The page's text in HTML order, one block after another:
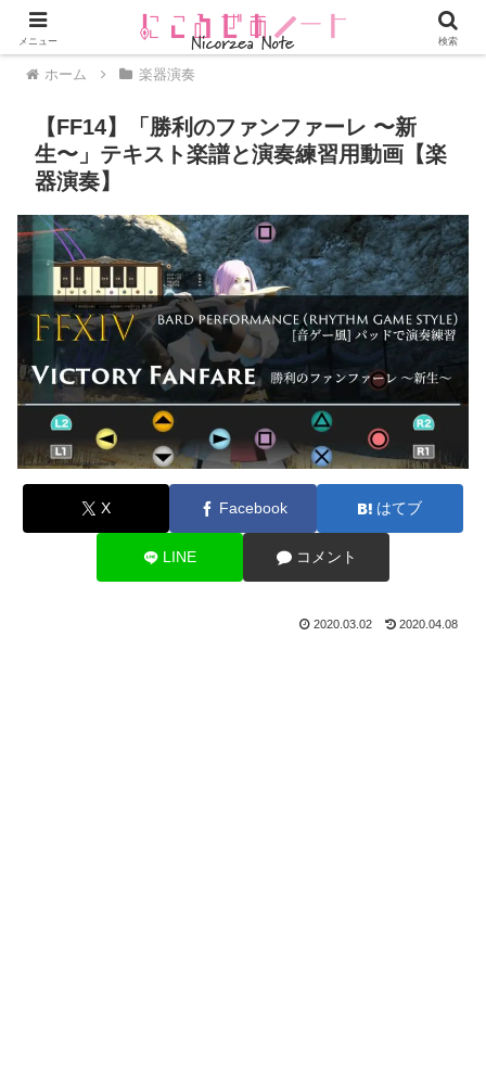
ホーム 楽器演奏
【FF14】「勝利のファンファーレ 〜新
生〜」テキスト楽譜と演奏練習用動画【楽
器演奏】
X Facebook はてブ
LINE コメント
2020.03.02 2020.04.08
メニュー 検索